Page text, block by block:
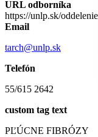
URL odborníka
https://unlp.sk/
Email
tarch@unlp.sk
Telefón
55/615 2642
custom tag text
PĽÚCNE FIBRÓZY